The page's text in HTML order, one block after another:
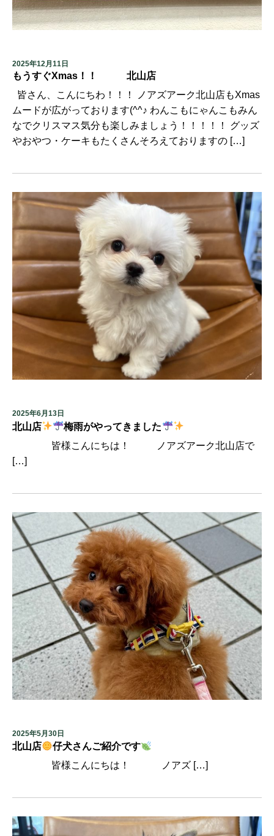
2025年12月11日
もうすぐXmas！！ 北山店
皆さん、こんにちわ！！！ ノアズアーク北山店もXmas
ムードが広がっております(^^♪ わんこもにゃんこもみん
なでクリスマス気分も楽しみましょう！！！！！ グッズ
やおやつ・ケーキもたくさんそろえておりますの […]
2025年6月13日
北山店
梅雨がやってきました
皆様こんにちは！ ノアズアーク北山店で
[…]
2025年5月30日
北山店
仔犬さんご紹介です
皆様こんにちは！ ノアズ […]